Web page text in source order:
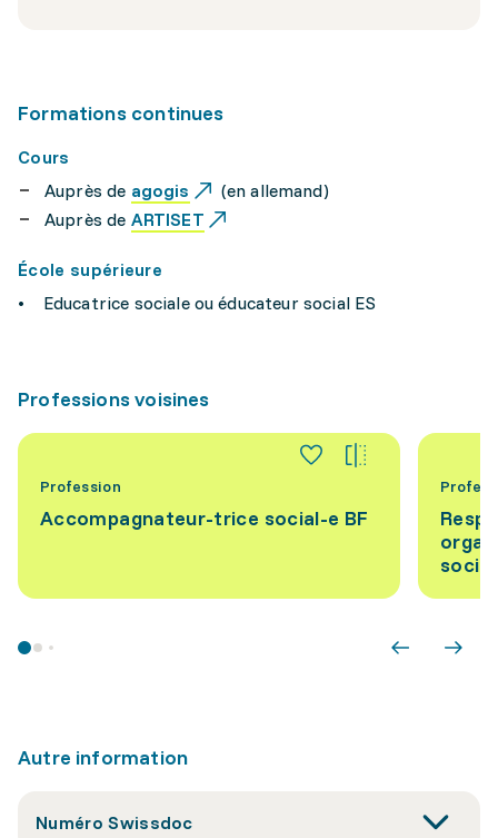
Formations continues
Cours
Auprès de agogis
(en allemand)
Auprès de ARTISET
École supérieure
• Educatrice sociale ou éducateur social ES
Professions voisines
Profession
Accompagnateur-trice social-e BF
Autre information
Numéro Swissdoc